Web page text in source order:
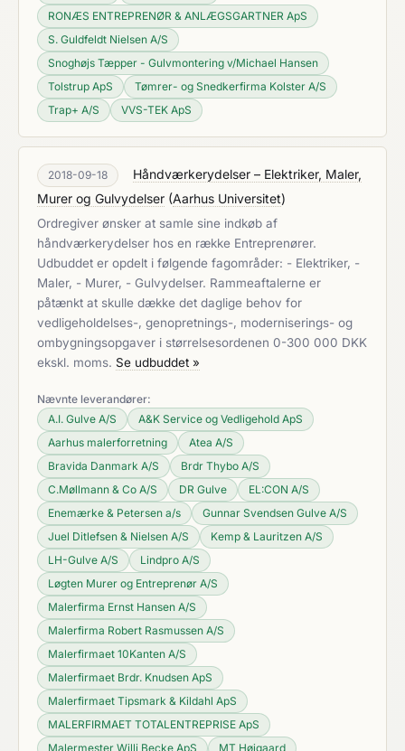
RONÆS ENTREPRENØR & ANLÆGSGARTNER ApS
S. Guldfeldt Nielsen A/S
Snoghøjs Tæpper - Gulvmontering v/Michael Hansen
Tolstrup ApS
Tømrer- og Snedkerfirma Kolster A/S
Trap+ A/S
VVS-TEK ApS
2018-09-18
Håndværkerydelser – Elektriker, Maler,
Murer og Gulvydelser (Aarhus Universitet)
Ordregiver ønsker at samle sine indkøb af
håndværkerydelser hos en række Entreprenører.
Udbuddet er opdelt i følgende fagområder: - Elektriker, -
Maler, - Murer, - Gulvydelser. Rammeaftalerne er
påtænkt at skulle dække det daglige behov for
vedligeholdelses-, genopretnings-, moderniserings- og
ombygningsopgaver i størrelsesordenen 0-300 000 DKK
ekskl. moms. Se udbuddet »
Nævnte leverandører:
A.I. Gulve A/S
A&K Service og Vedligehold ApS
Aarhus malerforretning
Atea A/S
Bravida Danmark A/S
Brdr Thybo A/S
C.Møllmann & Co A/S
DR Gulve
EL:CON A/S
Enemærke & Petersen a/s
Gunnar Svendsen Gulve A/S
Juel Ditlefsen & Nielsen A/S
Kemp & Lauritzen A/S
LH-Gulve A/S
Lindpro A/S
Løgten Murer og Entreprenør A/S
Malerfirma Ernst Hansen A/S
Malerfirma Robert Rasmussen A/S
Malerfirmaet 10Kanten A/S
Malerfirmaet Brdr. Knudsen ApS
Malerfirmaet Tipsmark & Kildahl ApS
MALERFIRMAET TOTALENTREPRISE ApS
Malermester Willi Becke ApS
MT Højgaard